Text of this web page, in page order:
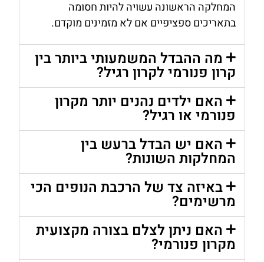
המחלקה הראשונה עשויה להיות חסומה
בתאריכים ספציפיים אם לא מזמינים מוקדם.
מה ההבדל המשמעותי ביותר בין
קרון פנורמי לקרון רגיל?
האם ילדים נהנים יותר מקרון
פנורמי או רגיל?
האם יש הבדל ברעש בין
המחלקות השונות?
באיזה צד של הרכבת הנופים הכי
מרשימים?
האם ניתן לצלם בצורה מקצועית
מקרון פנורמי?